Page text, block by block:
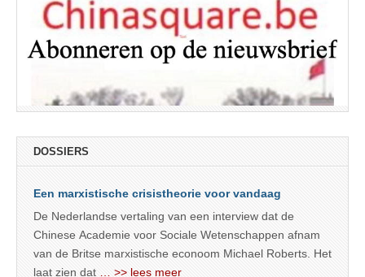
DOSSIERS
Een marxistische crisistheorie voor vandaag
De Nederlandse vertaling van een interview dat de
Chinese Academie voor Sociale Wetenschappen afnam
van de Britse marxistische econoom Michael Roberts. Het
laat zien dat
… >> lees meer